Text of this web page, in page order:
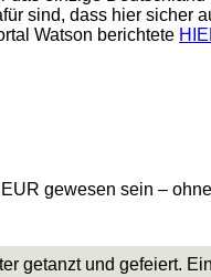
sind, dass hier sicher
Watson berichtete
gewesen sein –
getanzt und gefeiert.